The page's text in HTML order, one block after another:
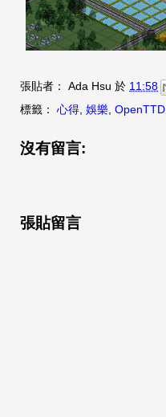
張貼者： Ada Hsu 於 11:58
標籤： 心得 娛樂 OpenTTD
沒有留言:
張貼留言